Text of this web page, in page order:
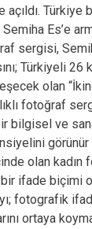
Türkiye
Es’e
sergisi,
Türkiyeli 26
olan
fotoğraf
bilgisel ve
olan kadın
ifade biçimi
fotografik
ortaya